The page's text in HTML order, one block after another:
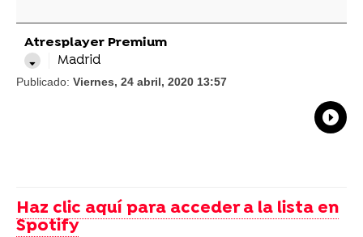
Atresplayer Premium
Madrid
Publicado: Viernes, 24 abril, 2020 13:57
Haz clic aquí para acceder a la lista en
Spotify